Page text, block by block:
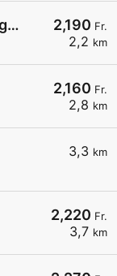
2,190 Fr.
2,2 km
Ruedi Rüssel Tankstelle Auto Vogel & Partner AG
2,160 Fr.
2,8 km
3,3 km
2,220 Fr.
3,7 km